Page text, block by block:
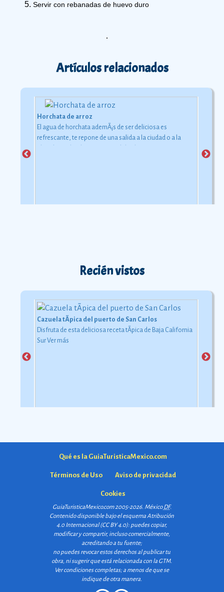
Servir con rebanadas de huevo duro
Artículos relacionados
Horchata de arroz
El agua de horchata ademÃ¡s de ser deliciosa es
refrescante, te repone de una salida a la ciudad o a la
Recién vistos
Cazuela tÃ­pica del puerto de San Carlos
Disfruta de esta deliciosa receta tÃ­pica de Baja California
SurVer más
Qué es la GuiaTuristicaMexico.com
Términos de Uso Aviso de privacidad
Cookies
GuiaTuristicaMexico.com 2005-2026. MéxicoDF.
Contenido disponible bajo el esquemaAtribución
4.0 Internacional (CC BY 4.0): puedes copiar,
modificar y compartir, incluso comercialmente,
acreditando a tu fuente;
no puedes revocar estos derechos al publicar tu
obra, ni sugerir que está relacionada con la GTM.
Ver condiciones completas; a menos de que se
indique de otra manera.